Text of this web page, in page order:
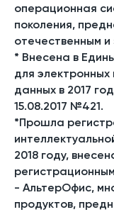
операционная
поколения,
отечественным
* Внесена в
для
данных в 2017
15.08.2017 №421.
*Прошла
2018 году,
- АльтерОфис,
продуктов,